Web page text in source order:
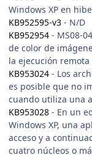
Windows XP en
KB952595-v3 - N/D
KB952954 - MS08-
de color de
la ejecución
KB953024 - Los
es posible que no
cuando utiliza una
KB953028 - En un
Windows XP, una
acceso y a
cuatro núcleos o